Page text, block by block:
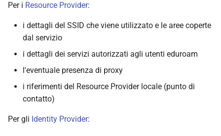
iPer i Resource Provider:
i dettagli del SSID che viene utilizzato e le aree coperte
dal servizio
i dettagli dei servizi autorizzati agli utenti eduroam
l'eventuale presenza di proxy
i riferimenti del Resource Provider locale (punto di
contatto)
Per gli Identity Provider: